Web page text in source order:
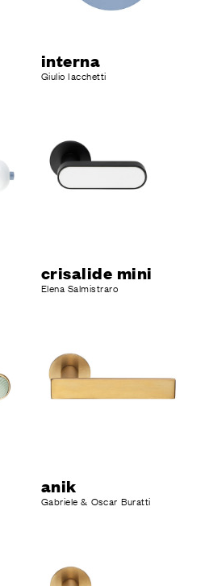
interna
Giulio Iacchetti
crisalide mini
Elena Salmistraro
anik
Gabriele & Oscar Buratti